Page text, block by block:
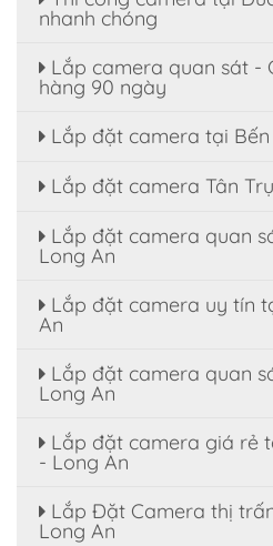
nhanh chóng
Lắp camera quan sát -
hàng 90 ngày
Lắp đặt camera tại
Lắp đặt camera Tân
Lắp đặt camera quan
Long An
Lắp đặt camera uy tín
An
Lắp đặt camera quan
Long An
Lắp đặt camera giá rẻ
- Long An
Lắp Đặt Camera thị
Long An